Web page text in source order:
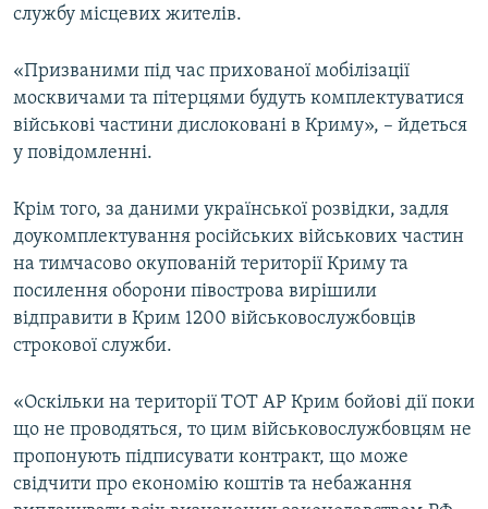
службу місцевих жителів.
«Призваними під час прихованої мобілізації
москвичами та пітерцями будуть комплектуватися
військові частини дислоковані в Криму», – йдеться
у повідомленні.
Крім того, за даними української розвідки, задля
доукомплектування російських військових частин
на тимчасово окупованій території Криму та
посилення оборони півострова вирішили
відправити в Крим 1200 військовослужбовців
строкової служби.
«Оскільки на території ТОТ АР Крим бойові дії поки
що не проводяться, то цим військовослужбовцям не
пропонують підписувати контракт, що може
свідчити про економію коштів та небажання